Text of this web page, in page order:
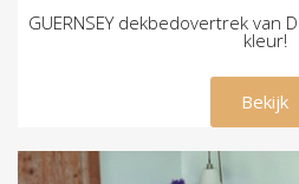
GUERNSEY dekbedovertrek van
kleur!
€ 99,00
Bekijk